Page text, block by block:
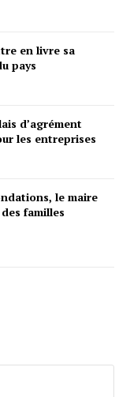
en livre sa
pays
d’agrément
les entreprises
le maire
familles